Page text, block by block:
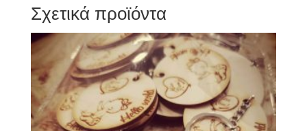
Σχετικά προϊόντα